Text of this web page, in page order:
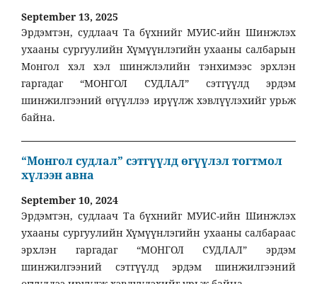
September 13, 2025
Эрдэмтэн, судлаач Та бүхнийг МУИС-ийн Шинжлэх
ухааны сургуулийн Хүмүүнлэгийн ухааны салбарын
Монгол хэл хэл шинжлэлийн тэнхимээс эрхлэн
гаргадаг “МОНГОЛ СУДЛАЛ” сэтгүүлд эрдэм
шинжилгээний өгүүллээ ирүүлж хэвлүүлэхийг урьж
байна.
“Монгол судлал” сэтгүүлд өгүүлэл тогтмол
хүлээн авна
September 10, 2024
Эрдэмтэн, судлаач Та бүхнийг МУИС-ийн Шинжлэх
ухааны сургуулийн Хүмүүнлэгийн ухааны салбараас
эрхлэн гаргадаг “МОНГОЛ СУДЛАЛ” эрдэм
шинжилгээний сэтгүүлд эрдэм шинжилгээний